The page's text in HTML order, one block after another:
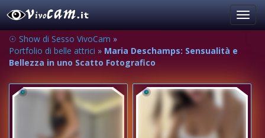
☉ Show di Sesso VivoCam »
Portfolio di belle attrici » Maria Deschamps: Sensualità e
Bellezza in uno Scatto Fotografico